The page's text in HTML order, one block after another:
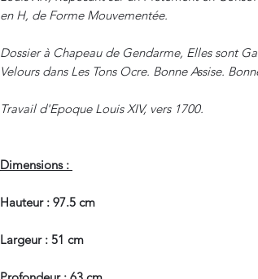
en H, de Forme Mouvementée.
Dossier à Chapeau de Gendarme, Elles sont
Velours dans Les Tons Ocre. Bonne Assise.
Travail d'Epoque Louis XIV, vers 1700.
Dimensions :
Hauteur : 97.5 cm
Largeur : 51 cm